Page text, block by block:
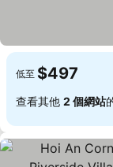
低至 $497
查看其他 2 個網站